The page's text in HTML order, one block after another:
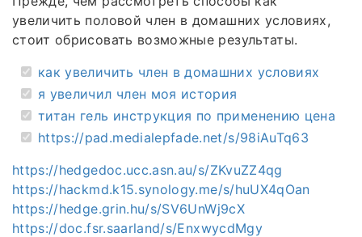
увеличить половой член в домашних условиях,
стоит обрисовать возможные результаты.
как увеличить член в домашних условиях
я увеличил член моя история
титан гель инструкция по применению цена
https://pad.medialepfade.net/s/98iAuTq63
https://hedgedoc.ucc.asn.au/s/ZKvuZZ4qg
https://hackmd.k15.synology.me/s/huUX4qOan
https://hedge.grin.hu/s/SV6UnWj9cX
https://doc.fsr.saarland/s/EnxwycdMgy